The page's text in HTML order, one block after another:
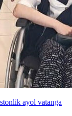
ayol vatanga